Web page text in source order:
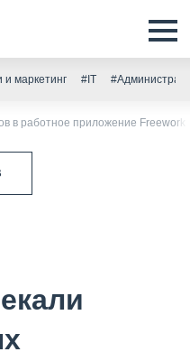
маркетинг #IT
в работное приложение Freework